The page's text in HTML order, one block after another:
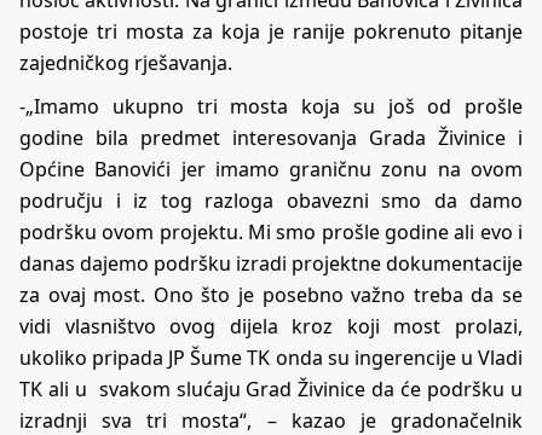
postoje tri mosta za koja je ranije pokrenuto pitanje
zajedničkog rješavanja.
-„Imamo ukupno tri mosta koja su još od prošle
godine bila predmet interesovanja Grada Živinice i
Općine Banovići jer imamo graničnu zonu na ovom
području i iz tog razloga obavezni smo da damo
podršku ovom projektu. Mi smo prošle godine ali evo i
danas dajemo podršku izradi projektne dokumentacije
za ovaj most. Ono što je posebno važno treba da se
vidi vlasništvo ovog dijela kroz koji most prolazi,
ukoliko pripada JP Šume TK onda su ingerencije u Vladi
TK ali u svakom slućaju Grad Živinice da će podršku u
izradnji sva tri mosta“, – kazao je gradonačelnik